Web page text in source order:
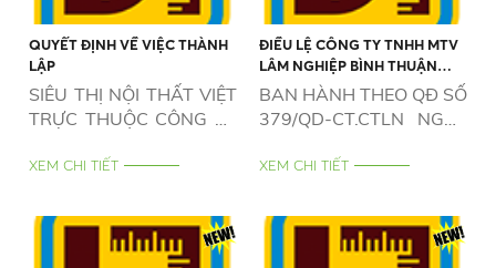
QUYẾT ĐỊNH VỀ VIỆC THÀNH
LẬP
SIÊU THỊ NỘI THẤT VIỆT
TRỰC THUỘC CÔNG TY
BÌNH THUẬN
XEM CHI TIẾT
ĐIỀU LỆ CÔNG TY TNHH MTV
LÂM NGHIỆP BÌNH THUẬN
NĂM 2026
BAN HÀNH THEO QĐ SỐ
379/QD-CT.CTLN NGÀY
XEM CHI TIẾT